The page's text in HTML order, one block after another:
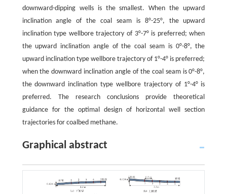
downward-dipping wells is the smallest. When the upward
inclination angle of the coal seam is 8°-25°, the upward
inclination type wellbore trajectory of 3°-7° is preferred; when
the upward inclination angle of the coal seam is 0°-8°, the
upward inclination type wellbore trajectory of 1°-4° is preferred;
when the downward inclination angle of the coal seam is 0°-8°,
the downward inclination type wellbore trajectory of 1°-4° is
preferred. The research conclusions provide theoretical
guidance for the optimal design of horizontal well section
trajectories for coalbed methane.
Graphical abstract